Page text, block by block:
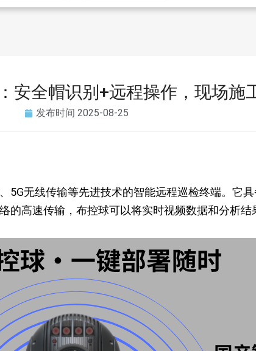
安全帽识别+远程操作，现场施
发布时间 2025-08-25
5G无线传输等先进技术的智能远程巡检终端。它
的高速传输，布控球可以将实时视频数据和分析